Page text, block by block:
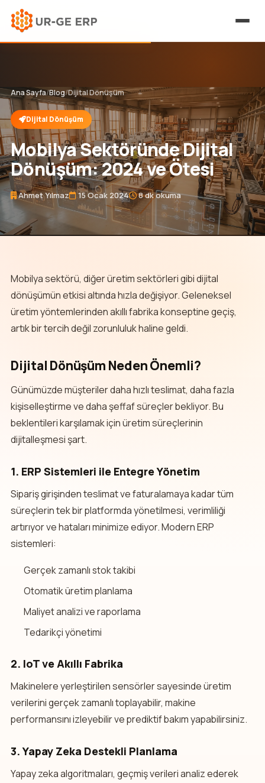
Ana Sayfa/Blog/Dijital Dönüşüm
Dijital Dönüşüm
Mobilya Sektöründe Dijital
Dönüşüm: 2024 ve Ötesi
Ahmet Yılmaz 15 Ocak 2024 8 dk okuma
Mobilya sektörü, diğer üretim sektörleri gibi dijital
dönüşümün etkisi altında hızla değişiyor. Geleneksel
üretim yöntemlerinden akıllı fabrika konseptine geçiş,
artık bir tercih değil zorunluluk haline geldi.
Dijital Dönüşüm Neden Önemli?
Günümüzde müşteriler daha hızlı teslimat, daha fazla
kişiselleştirme ve daha şeffaf süreçler bekliyor. Bu
beklentileri karşılamak için üretim süreçlerinin
dijitalleşmesi şart.
1. ERP Sistemleri ile Entegre Yönetim
Sipariş girişinden teslimat ve faturalamaya kadar tüm
süreçlerin tek bir platformda yönetilmesi, verimliliği
artırıyor ve hataları minimize ediyor. Modern ERP
sistemleri:
Gerçek zamanlı stok takibi
Otomatik üretim planlama
Maliyet analizi ve raporlama
Tedarikçi yönetimi
2. IoT ve Akıllı Fabrika
Makinelere yerleştirilen sensörler sayesinde üretim
verilerini gerçek zamanlı toplayabilir, makine
performansını izleyebilir ve prediktif bakım yapabilirsiniz.
3. Yapay Zeka Destekli Planlama
Yapay zeka algoritmaları, geçmiş verileri analiz ederek